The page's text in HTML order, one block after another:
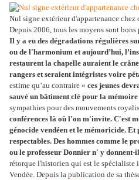
Nul signe extérieur d'appartenance chez
Depuis 2006, tous les moyens sont
Il y a eu des dégradations régulières
ou de l'harmonium et aujourd’hui,
restaurent la chapelle auraient le
rangers et seraient intégristes voire
estime qu’au contraire « ces jeunes
sauvé un bâtiment clé pour la mémoire
sympathies pour des mouvements
conférences là où l'on m'invite. C'est
génocide vendéen et le mémoricide. Et
respectables. Des hommes comme le
ou le professeur Donnier n' y donnent-
rétorque l'historien qui est le spécialiste
Vendée. Depuis la publication de sa